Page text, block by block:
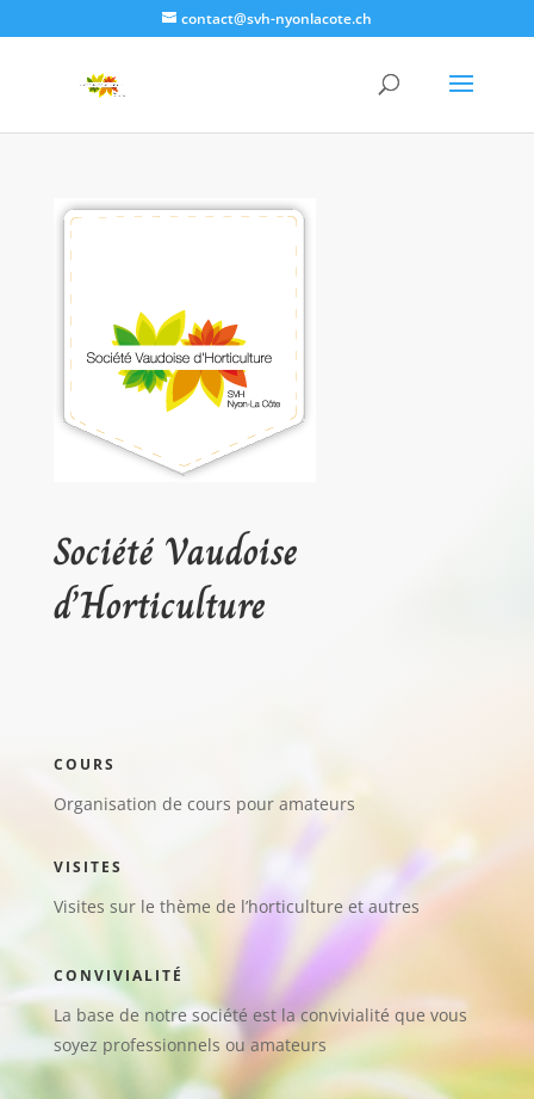
contact@svh-nyonlacote.ch
Société Vaudoise
d’Horticulture
COURS
Organisation de cours pour amateurs
VISITES
Visites sur le thème de l’horticulture et autres
CONVIVIALITÉ
La base de notre société est la convivialité que vous
soyez professionnels ou amateurs